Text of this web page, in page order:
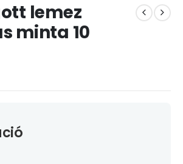
lemez
minta 10